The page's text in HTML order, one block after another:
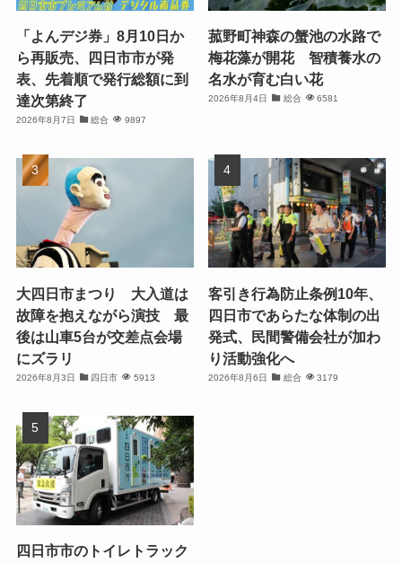
「よんデジ券」8月10日か
ら再販売、四日市市が発
表、先着順で発行総額に到
達次第終了
2026年8月7日 総合 9897
菰野町神森の蟹池の水路で
梅花藻が開花 智積養水の
名水が育む白い花
2026年8月4日 総合 6581
大四日市まつり 大入道は
故障を抱えながら演技 最
後は山車5台が交差点会場
にズラリ
2026年8月3日 四日市 5913
客引き行為防止条例10年、
四日市であらたな体制の出
発式、民間警備会社が加わ
り活動強化へ
2026年8月6日 総合 3179
四日市市のトイレトラック